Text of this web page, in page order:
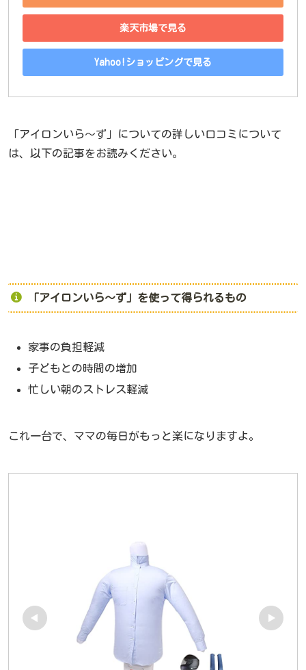
楽天市場で見る
Yahoo!ショッピングで見る
「アイロンいら〜ず」についての詳しい口コミについて
は、以下の記事をお読みください。
「アイロンいら〜ず」を使って得られるもの
家事の負担軽減
子どもとの時間の増加
忙しい朝のストレス軽減
これ一台で、ママの毎日がもっと楽になりますよ。